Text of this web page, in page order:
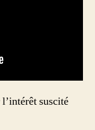
suscité